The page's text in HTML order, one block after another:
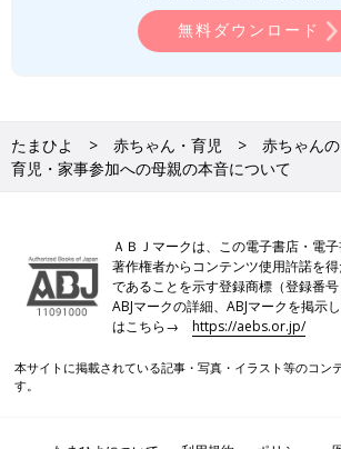
無料ダウンロード
たまひよ 赤ちゃん・育児 赤ちゃん
育児・家事参加への母親の本音について
ＡＢＪマークは、この電子書店・電子
著作権者からコンテンツ使用許諾を
であることを示す登録商標（登録番
ABJマークの詳細、ABJマークを掲示
はこちら→https://aebs.or.jp/
本サイトに掲載されている記事・写真・イラスト等のコン
す。